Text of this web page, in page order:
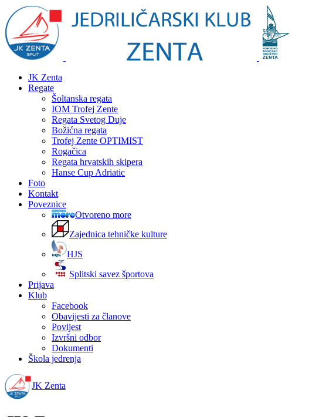
JK Zenta
Regate
Šoltanska regata
IOM Trofej Zente
Regata Svetog Duje
Božićna regata
Trofej Zente OPTIMIST
Rogačica
Regata hrvatskih skipera
Hanse Cup Adriatic
Foto
Kontakt
Poveznice
Otvoreno more
Zajednica tehničke kulture
HJS
Splitski savez športova
Prijava
Klub
Facebook
Obavijesti za članove
Povijest
Izvršni odbor
Dokumenti
Škola jedrenja
JK Zenta